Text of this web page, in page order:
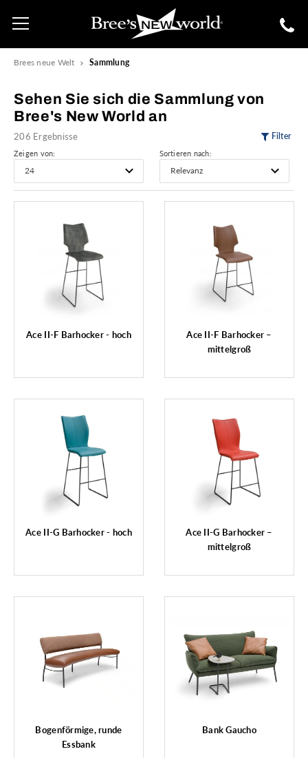
Brees neue Welt Sammlung
Sehen Sie sich die Sammlung von
Bree's New World an
206 Ergebnisse
Filter
Zeigen von:
Sortieren nach:
Ace II-F Barhocker - hoch
Ace II-F Barhocker –
mittelgroß
Ace II-G Barhocker - hoch
Ace II-G Barhocker –
mittelgroß
Bogenförmige, runde
Essbank
Bank Gaucho